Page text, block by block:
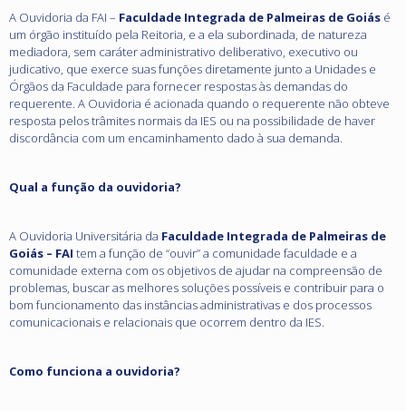
A Ouvidoria da FAI – Faculdade Integrada de Palmeiras de Goiás é
um órgão instituído pela Reitoria, e a ela subordinada, de natureza
mediadora, sem caráter administrativo deliberativo, executivo ou
judicativo, que exerce suas funções diretamente junto a Unidades e
Órgãos da Faculdade para fornecer respostas às demandas do
requerente. A Ouvidoria é acionada quando o requerente não obteve
resposta pelos trâmites normais da IES ou na possibilidade de haver
discordância com um encaminhamento dado à sua demanda.
Qual a função da ouvidoria?
A Ouvidoria Universitária da Faculdade Integrada de Palmeiras de
Goiás – FAI tem a função de “ouvir” a comunidade faculdade e a
comunidade externa com os objetivos de ajudar na compreensão de
problemas, buscar as melhores soluções possíveis e contribuir para o
bom funcionamento das instâncias administrativas e dos processos
comunicacionais e relacionais que ocorrem dentro da IES.
Como funciona a ouvidoria?